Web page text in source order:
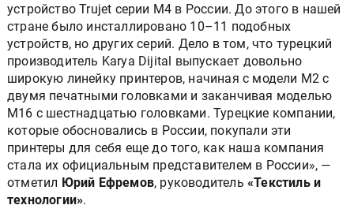
устройство Trujet серии М4 в России. До этого в нашей
стране было инсталлировано 10–11 подобных
устройств, но других серий. Дело в том, что турецкий
производитель Karya Dijital выпускает довольно
широкую линейку принтеров, начиная с модели М2 с
двумя печатными головками и заканчивая моделью
М16 с шестнадцатью головками. Турецкие компании,
которые обосновались в России, покупали эти
принтеры для себя еще до того, как наша компания
стала их официальным представителем в России», —
отметил Юрий Ефремов, руководитель«Текстиль и
технологии».